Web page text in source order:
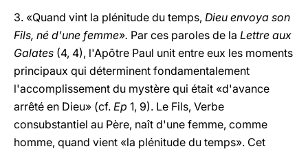
3. «Quand vint la plénitude du temps, Dieu envoya son
Fils, né d'une femme». Par ces paroles de la Lettre aux
Galates (4, 4), l'Apôtre Paul unit entre eux les moments
principaux qui déterminent fondamentalement
l'accomplissement du mystère qui était «d'avance
arrêté en Dieu» (cf. Ep 1, 9). Le Fils, Verbe
consubstantiel au Père, naît d'une femme, comme
homme, quand vient «la plénitude du temps». Cet